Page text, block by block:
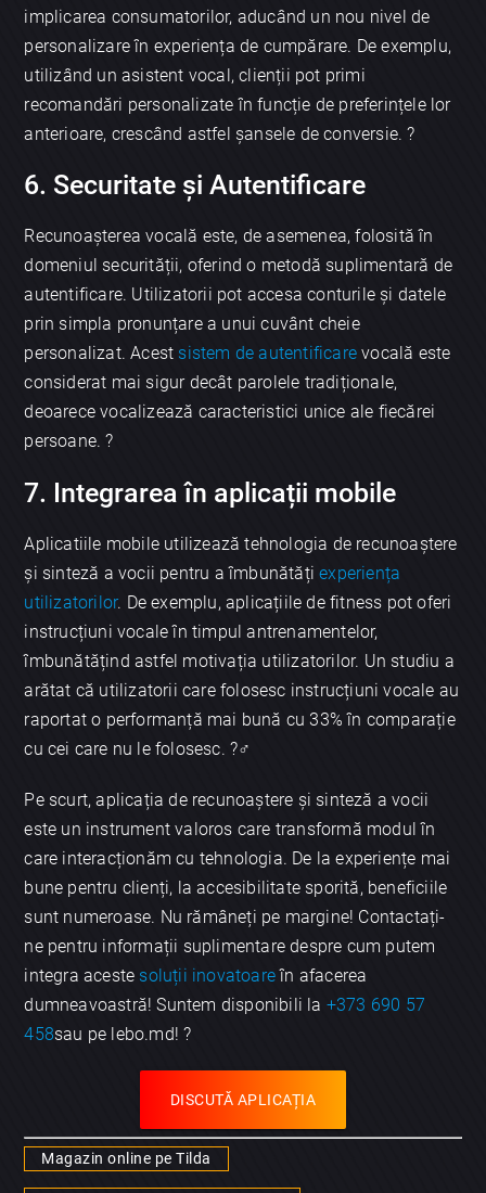
implicarea consumatorilor, aducând un nou nivel de
personalizare în experiența de cumpărare. De exemplu,
utilizând un asistent vocal, clienții pot primi
recomandări personalizate în funcție de preferințele lor
anterioare, crescând astfel șansele de conversie. ?
6. Securitate și Autentificare
Recunoașterea vocală este, de asemenea, folosită în
domeniul securității, oferind o metodă suplimentară de
autentificare. Utilizatorii pot accesa conturile și datele
prin simpla pronunțare a unui cuvânt cheie
personalizat. Acest sistem de autentificare vocală este
considerat mai sigur decât parolele tradiționale,
deoarece vocalizează caracteristici unice ale fiecărei
persoane. ?
7. Integrarea în aplicații mobile
Aplicatiile mobile utilizează tehnologia de recunoaștere
și sinteză a vocii pentru a îmbunătățiexperiența
utilizatorilor. De exemplu, aplicațiile de fitness pot oferi
instrucțiuni vocale în timpul antrenamentelor,
îmbunătățind astfel motivația utilizatorilor. Un studiu a
arătat că utilizatorii care folosesc instrucțiuni vocale au
raportat o performanță mai bună cu 33% în comparație
cu cei care nu le folosesc. ?️‍♂️
Pe scurt, aplicația de recunoaștere și sinteză a vocii
este un instrument valoros care transformă modul în
care interacționăm cu tehnologia. De la experiențe mai
bune pentru clienți, la accesibilitate sporită, beneficiile
sunt numeroase. Nu rămâneți pe margine! Contactați-
ne pentru informații suplimentare despre cum putem
integra aceste soluții inovatoareîn afacerea
dumneavoastră! Suntem disponibili la +373 690 57
458sau pe lebo.md! ?
DISCUTĂ APLICAȚIA
Magazin online pe Tilda